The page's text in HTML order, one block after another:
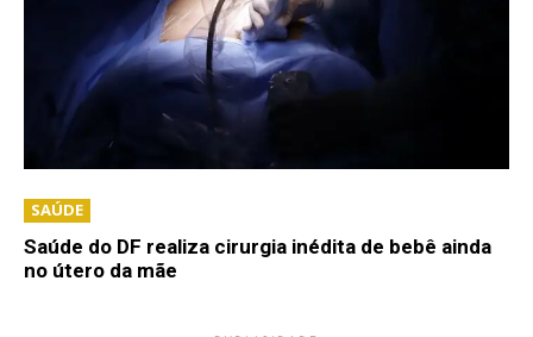
SAÚDE
Saúde do DF realiza cirurgia inédita de bebê ainda
no útero da mãe